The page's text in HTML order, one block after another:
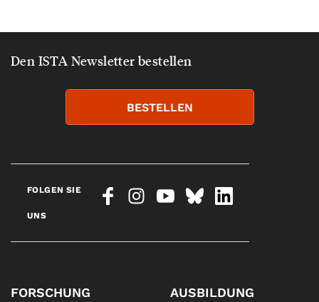
Den ISTA Newsletter bestellen
BESTELLEN
FOLGEN SIE
UNS
FORSCHUNG AUSBILDUNG